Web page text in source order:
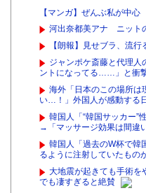
【マンガ】ぜんぶ私が中心
河出奈都美アナ ニット
【朗報】見せブラ、流行
ジャンポケ斎藤と代理人
ントになってる……」と衝
海外「日本のこの場所は
い…！」外国人が感動する
韓国人「“韓国サッカー”
→「マッサージ効果は間違
韓国人「過去のW杯で韓
るように注射していたもの
大地震が起きても手術を
でも凄すぎると絶賛